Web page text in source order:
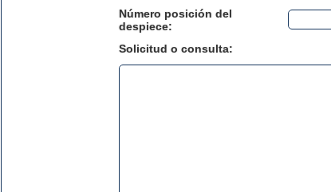
Número posición del
despiece:
Solicitud o consulta: